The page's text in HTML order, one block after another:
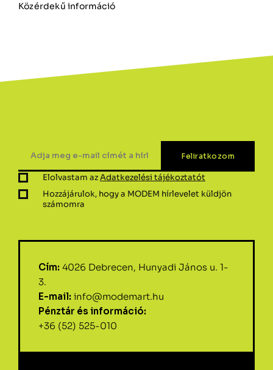
Közérdekű információ
Elolvastam azAdatkezelési tájékoztatót
Hozzájárulok, hogy a MODEM hírlevelet küldjön
számomra
Cím: 4026 Debrecen, Hunyadi János u. 1-
3.
E-mail: info@modemart.hu
Pénztár és információ:
+36 (52) 525-010